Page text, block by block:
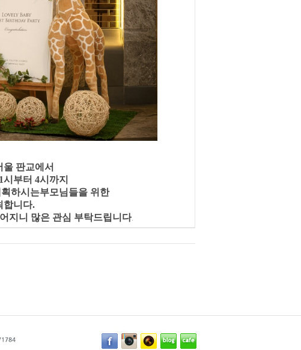
울 판교에서
부터 4시까지
하시는부모님들을 위한
합니다.
지니 많은 관심 부탁드립니다.